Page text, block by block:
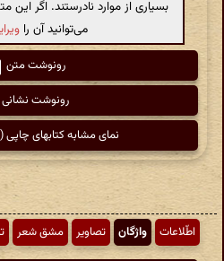
بسیاری از موارد نادرستند. اگر
می‌توانید آن را
رونوشت متن
رونوشت نشانی
نمای مشابه کتابهای چاپی
اطّلاعات واژگان تصاویر مشق شعر